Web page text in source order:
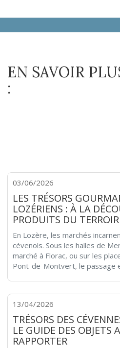
EN SAVOIR
:
03/06/2026
LES TRÉSORS
LOZÉRIENS : À LA
PRODUITS DU
En Lozère, les marchés
cévenols. Sous les halles de
marché à Florac, ou sur les
Pont-de-Montvert, le passage
13/04/2026
TRÉSORS DES
LE GUIDE DES OBJETS
RAPPORTER